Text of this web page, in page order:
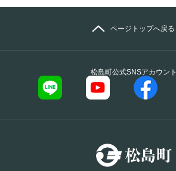
松島町公式SNSアカウント
ページトップへ戻る